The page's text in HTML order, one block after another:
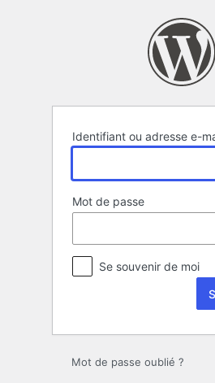
Identifiant ou adresse e-
Mot de passe
Se souvenir de moi
Mot de passe oublié ?